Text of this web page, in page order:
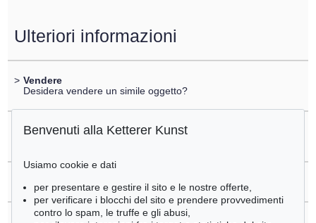
Ulteriori informazioni
> Vendere
Desidera vendere un simile oggetto?
Registrare di
Benvenuti alla Ketterer Kunst
Usiamo cookie e dati
per presentare e gestire il sito e le nostre offerte,
per verificare i blocchi del sito e prendere provvedimenti
contro lo spam, le truffe e gli abusi,